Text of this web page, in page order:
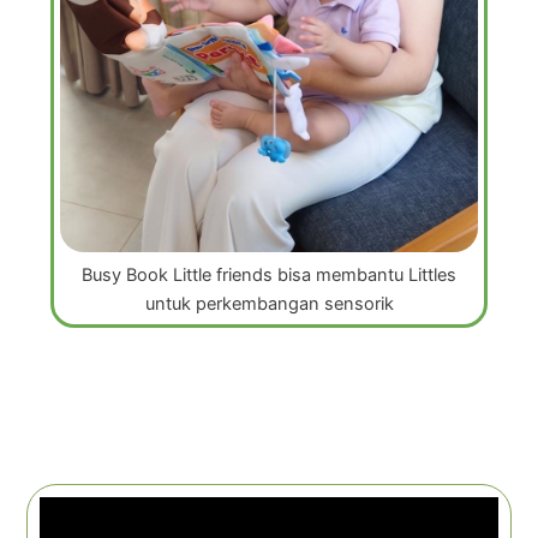
Busy Book Little friends bisa membantu Littles
untuk perkembangan sensorik